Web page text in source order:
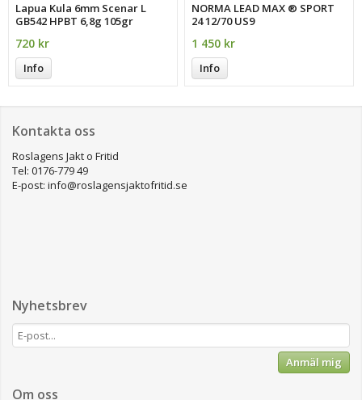
Lapua Kula 6mm Scenar L
GB542 HPBT 6,8g 105gr
720 kr
Info
NORMA LEAD MAX ® SPORT
24 12/70 US9
1 450 kr
Info
Kontakta oss
Roslagens Jakt o Fritid
Tel: 0176-779 49
E-post: info@roslagensjaktofritid.se
Nyhetsbrev
Anmäl mig
Om oss